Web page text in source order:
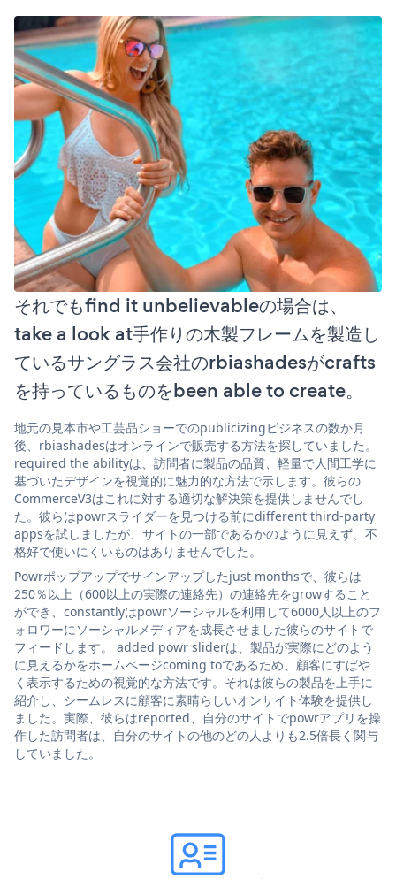
それでもfind it unbelievableの場合は、
take a look at手作りの木製フレームを製造し
ているサングラス会社のrbiashadesがcrafts
を持っているものをbeen able to create。
地元の見本市や工芸品ショーでのpublicizingビジネスの数か月
後、rbiashadesはオンラインで販売する方法を探していました。
required the abilityは、訪問者に製品の品質、軽量で人間工学に
基づいたデザインを視覚的に魅力的な方法で示します。彼らの
CommerceV3はこれに対する適切な解決策を提供しませんでし
た。彼らはpowrスライダーを見つける前にdifferent third-party
appsを試しましたが、サイトの一部であるかのように見えず、不
格好で使いにくいものはありませんでした。
Powrポップアップでサインアップしたjust monthsで、彼らは
250％以上（600以上の実際の連絡先）の連絡先をgrowすること
ができ、constantlyはpowrソーシャルを利用して6000人以上のフ
ォロワーにソーシャルメディアを成長させました彼らのサイトで
フィードします。 added powr sliderは、製品が実際にどのよう
に見えるかをホームページcoming toであるため、顧客にすばや
く表示するための視覚的な方法です。それは彼らの製品を上手に
紹介し、シームレスに顧客に素晴らしいオンサイト体験を提供し
ました。実際、彼らはreported、自分のサイトでpowrアプリを操
作した訪問者は、自分のサイトの他のどの人よりも2.5倍長く関与
していました。